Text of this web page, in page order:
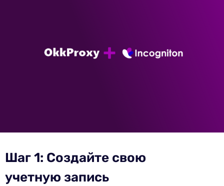
Шаг 1: Создайте свою
учетную запись